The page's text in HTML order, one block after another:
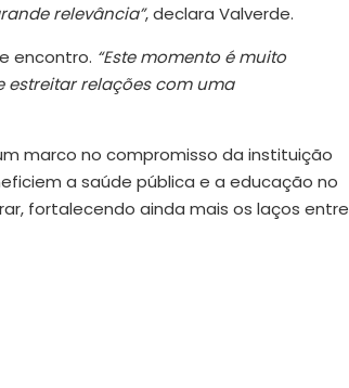
relevância”, declara Valverde.
encontro. “Este momento é muito
estreitar relações com uma
marco no compromisso da instituição
a saúde pública e a educação no
fortalecendo ainda mais os laços entre